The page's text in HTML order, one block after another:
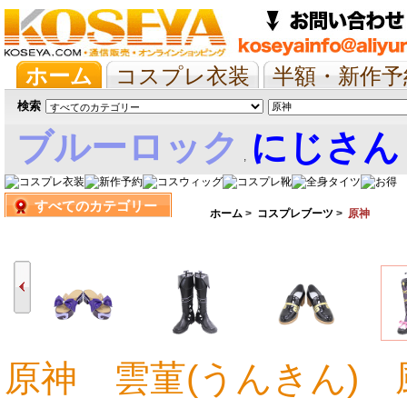
ホーム コスプレ衣装
半額・新作
抱き枕/布団/シーツ
ツイステ ウマ
検索
ブルーロック , にじさ
娘すべてのカテゴリー ホーム > コスプレブーツ > 原神
9,990円 9,990円 9,990円
原神 雲菫(うんきん)